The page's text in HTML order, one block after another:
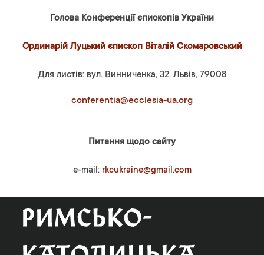
Голова Конференції єпископів України
Ординарій Луцький єпископ Віталій Скомаровський
Для листів: вул. Винниченка, 32, Львів, 79008
conferentia@ecclesia-ua.org
Питання щодо сайту
e-mail: rkcukraine@gmail.com